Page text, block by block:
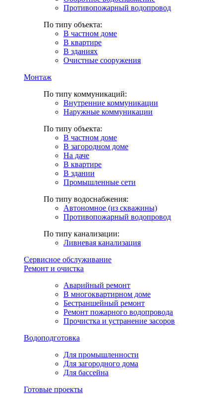
Противопожарный водопровод
По типу объекта:
В частном доме
В квартире
В зданиях
Очистные сооружения
Монтаж
По типу коммуникаций:
Внутренние коммуникации
Наружные коммуникации
По типу объекта:
В частном доме
В загородном доме
На даче
В квартире
В здании
Промышленные сети
По типу водоснабжения:
Автономное (из скважины)
Противопожарный водопровод
По типу канализации:
Ливневая канализация
Сервисное обслуживание
Ремонт и очистка
Аварийный ремонт
В многоквартирном доме
Бестраншейный ремонт
Ремонт пожарного водопровода
Прочистка и устранение засоров
Водоподготовка
Для промышленности
Для загородного дома
Для бассейна
Готовые проекты